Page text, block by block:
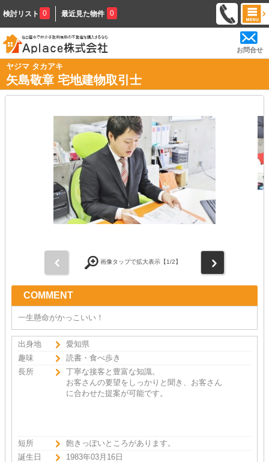
検討リスト 0 最近見た物件 0
お問合せ
ヤジマ タカアキ
矢島敬章 宅地建物取引士
画像タップで拡大表示【1/2】
COMMENT
一生懸命がかっこいい！
出身地
愛知県
趣味
読書・食べ歩き
長所
丁寧な接客と豊富な知識。
お客さんの要望をしっかりと聞き、お客さん
に合わせた提案が可能です。
短所
飽きっぽいところがあります。
誕生日
1983年03月16日